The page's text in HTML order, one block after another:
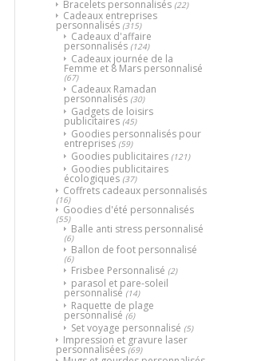
Bracelets personnalisés (22)
Cadeaux entreprises
personnalisés (315)
Cadeaux d'affaire
personnalisés (124)
Cadeaux journée de la
Femme et 8 Mars personnalisé
(67)
Cadeaux Ramadan
personnalisés (30)
Gadgets de loisirs
publicitaires (45)
Goodies personnalisés pour
entreprises (59)
Goodies publicitaires (121)
Goodies publicitaires
écologiques (37)
Coffrets cadeaux personnalisés
(16)
Goodies d'été personnalisés
(55)
Balle anti stress personnalisé
(6)
Ballon de foot personnalisé
(6)
Frisbee Personnalisé (2)
parasol et pare-soleil
personnalisé (14)
Raquette de plage
personnalisé (6)
Set voyage personnalisé (5)
Impression et gravure laser
personnalisées (69)